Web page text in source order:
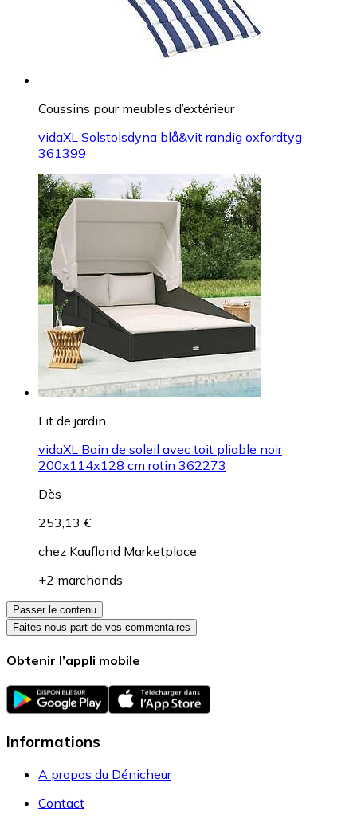
Coussins pour meubles d’extérieur
vidaXL Solstolsdyna blå&vit randig oxfordtyg
361399
Lit de jardin
vidaXL Bain de soleil avec toit pliable noir
200x114x128 cm rotin 362273
Dès
253,13 €
chez Kaufland Marketplace
+2 marchands
Passer le contenu
Faites-nous part de vos commentaires
Obtenir l’appli mobile
Informations
A propos du Dénicheur
Contact